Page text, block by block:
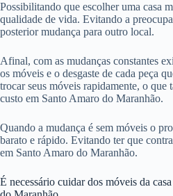
Possibilitando que escolher uma casa
qualidade de vida. Evitando a
posterior mudança para outro local.
Afinal, com as mudanças constantes
os móveis e o desgaste de cada peça
trocar seus móveis rapidamente, o que
custo em Santo Amaro do Maranhão.
Quando a mudança é sem móveis o
barato e rápido. Evitando ter que
em Santo Amaro do Maranhão.
É necessário cuidar dos móveis da